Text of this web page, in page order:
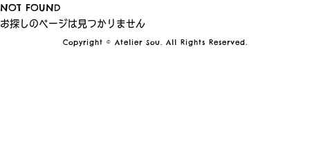
NOT FOUND
お探しのページは見つかりません
Copyright © Atelier Sou. All Rights Reserved.